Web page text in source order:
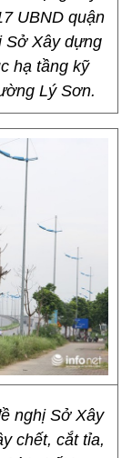
UBND quận
Sở Xây dựng
hạ tầng kỹ
Lý Sơn.
nghị Sở Xây
chết, cắt tỉa,